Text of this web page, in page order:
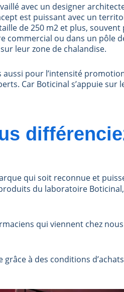
avec un designer
est puissant avec un
de 250 m2 et plus,
commercial ou dans un pôle
leur zone de chalandise.
pour l’intensité
Car Boticinal s’appuie sur
qui soit reconnue et
du laboratoire
qui viennent chez
à des conditions